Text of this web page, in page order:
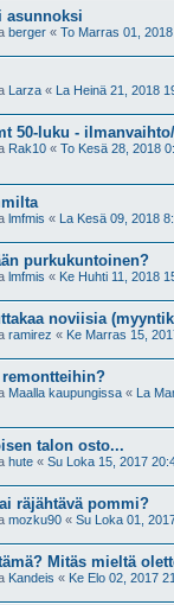
asunnoksi
berger « To Marras 01,
Larza « La Heinä 21, 2018
50-luku -
Rak10 « To Kesä 28, 2018
lmfmis « La Kesä 09, 2018
purkukuntoinen?
lmfmis « Ke Huhti 11, 2018
noviisia
ramirez « Ke Marras 15,
Maalla kaupungissa « La
talon osto...
hute « Su Loka 15, 2017
räjähtävä pommi?
mozku90 « Su Loka 01,
Mitäs mieltä
Kandeis « Ke Elo 02, 2017